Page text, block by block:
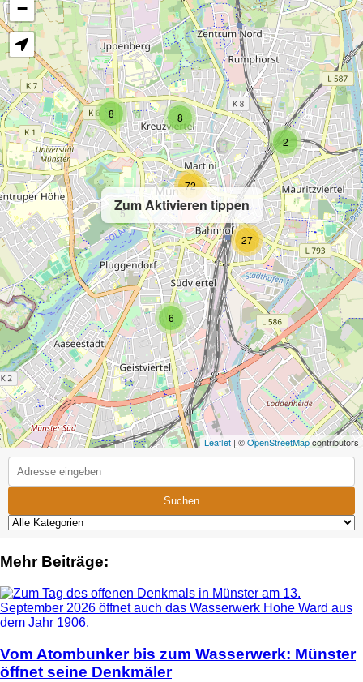
Zum Aktivieren tippen
2
8
6
8
27
5
72
−
Leaflet | ©OpenStreetMapcontributors
Suchen
Mehr Beiträge:
Vom Atombunker bis zum Wasserwerk: Münster
öffnet seine Denkmäler